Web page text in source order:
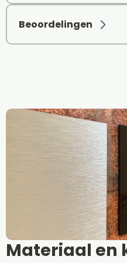
Beoordelingen
Materiaal en